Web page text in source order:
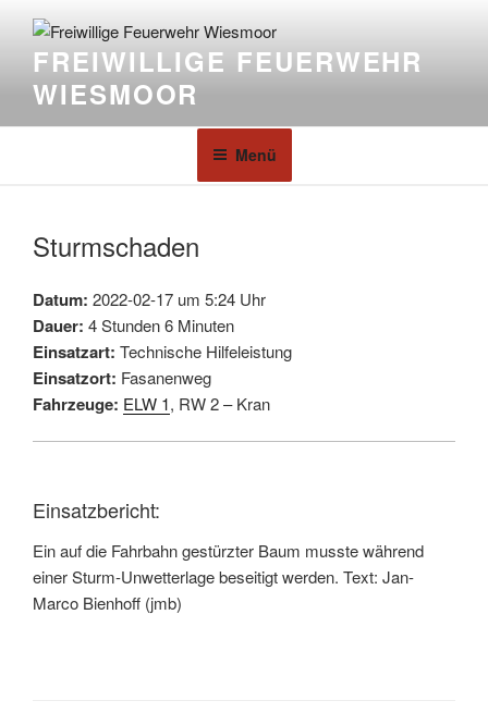
FREIWILLIGE FEUERWEHR
WIESMOOR
Menü
Sturmschaden
Datum: 2022-02-17 um 5:24 Uhr
Dauer: 4 Stunden 6 Minuten
Einsatzart: Technische Hilfeleistung
Einsatzort: Fasanenweg
Fahrzeuge: ELW 1, RW 2 – Kran
Einsatzbericht:
Ein auf die Fahrbahn gestürzter Baum musste während
einer Sturm-Unwetterlage beseitigt werden. Text: Jan-
Marco Bienhoff (jmb)